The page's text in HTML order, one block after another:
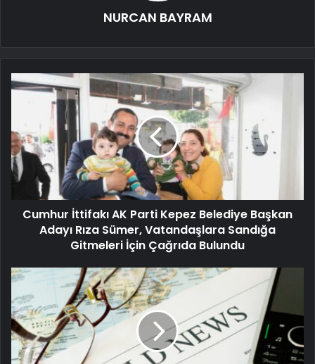
NURCAN BAYRAM
Cumhur İttifakı AK Parti Kepez Belediye Başkan
Adayı Rıza Sümer, Vatandaşlara Sandığa
Gitmeleri İçin Çağrıda Bulundu